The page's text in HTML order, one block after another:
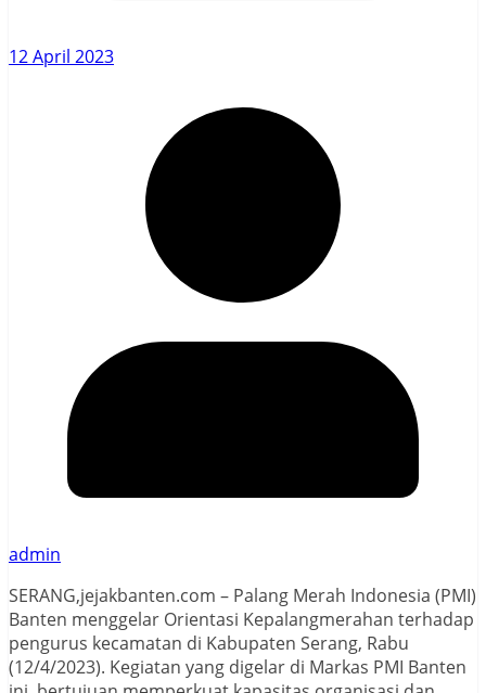
12 April 2023
admin
SERANG,jejakbanten.com – Palang Merah Indonesia (PMI)
Banten menggelar Orientasi Kepalangmerahan terhadap
pengurus kecamatan di Kabupaten Serang, Rabu
(12/4/2023). Kegiatan yang digelar di Markas PMI Banten